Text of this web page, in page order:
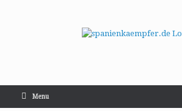
Menu